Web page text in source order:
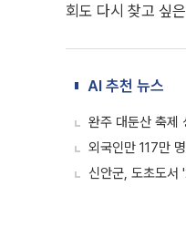
회도 다시 찾고 싶
AI 추천 뉴스
완주 대둔산 축제
외국인만 117만
신안군, 도초도서